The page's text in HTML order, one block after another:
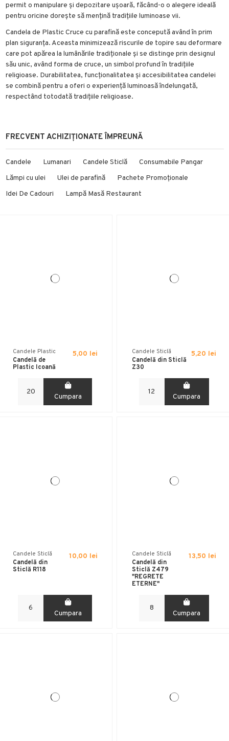
permit o manipulare și depozitare ușoară, făcând-o o alegere ideală
pentru oricine dorește să mențină tradițiile luminoase vii.
Candela de Plastic Cruce cu parafină este concepută având în prim
plan siguranța. Aceasta minimizează riscurile de topire sau deformare
care pot apărea la lumânările tradiționale și se distinge prin designul
său unic, având forma de cruce, un simbol profund în tradițiile
religioase. Durabilitatea, funcționalitatea și accesibilitatea candelei
se combină pentru a oferi o experiență luminoasă îndelungată,
respectând totodată tradițiile religioase.
FRECVENT ACHIZIȚIONATE ÎMPREUNĂ
Candele Lumanari Candele Sticlă
Consumabile Pangar
Lămpi cu ulei
Ulei de parafină
Pachete Promoționale
Idei De Cadouri
Lampă Masă Restaurant
Candele Plastic
Candelă de
Plastic Icoană
5,00 lei
Cumpara
Candele Sticlă
Candelă din Sticlă
Z30
5,20 lei
Cumpara
Candele Sticlă
Candelă din
Sticlă R118
10,00 lei
Cumpara
Candele Sticlă
Candelă din
Sticlă Z479
"REGRETE
ETERNE"
13,50 lei
Cumpara